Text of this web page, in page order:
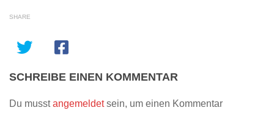
SHARE
SCHREIBE EINEN KOMMENTAR
Du musstangemeldetsein, um einen Kommentar